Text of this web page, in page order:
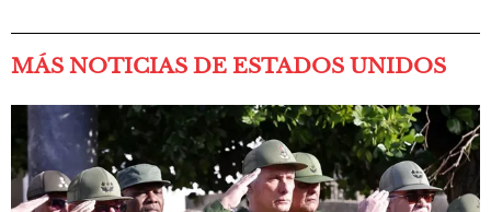
MÁS NOTICIAS DE ESTADOS UNIDOS